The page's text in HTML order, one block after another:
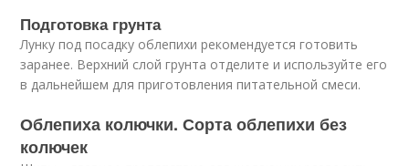
Подготовка грунта
Лунку под посадку облепихи рекомендуется готовить
заранее. Верхний слой грунта отделите и используйте его
в дальнейшем для приготовления питательной смеси.
Облепиха колючки. Сорта облепихи без
колючек